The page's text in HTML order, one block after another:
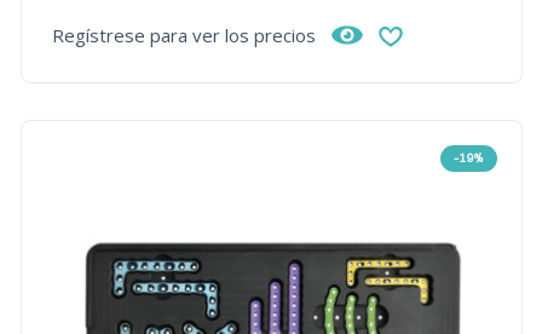
Regístrese para ver los precios
-19%